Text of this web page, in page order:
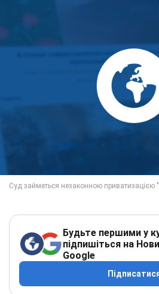
Будьте першими у
підпишіться на
Google